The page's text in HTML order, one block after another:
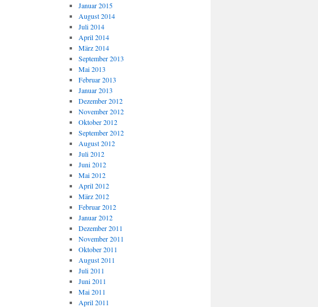
Januar 2015
August 2014
Juli 2014
April 2014
März 2014
September 2013
Mai 2013
Februar 2013
Januar 2013
Dezember 2012
November 2012
Oktober 2012
September 2012
August 2012
Juli 2012
Juni 2012
Mai 2012
April 2012
März 2012
Februar 2012
Januar 2012
Dezember 2011
November 2011
Oktober 2011
August 2011
Juli 2011
Juni 2011
Mai 2011
April 2011